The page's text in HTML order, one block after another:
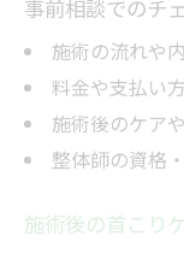
事前相談でのチ
施術の流れや
料金や支払い
施術後のケア
整体師の資格
施術後の首こり